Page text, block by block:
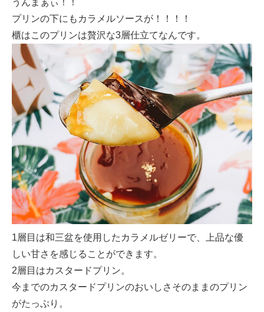
プリンの下にもカラメルソースが！！！！
櫃はこのプリンは贅沢な3層仕立てなんです。
1層目は和三盆を使用したカラメルゼリーで、上品な優
しい甘さを感じることができます。
2層目はカスタードプリン。
今までのカスタードプリンのおいしさそのままのプリン
がたっぷり。